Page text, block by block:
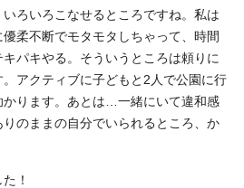
ろいろこなせるところですね。私は
柔不断でモタモタしちゃって、時間
パキやる。そういうところは頼りに
アクティブに子どもと2人で公園に行
かります。あとは…一緒にいて違和感
のままの自分でいられるところ、か
！